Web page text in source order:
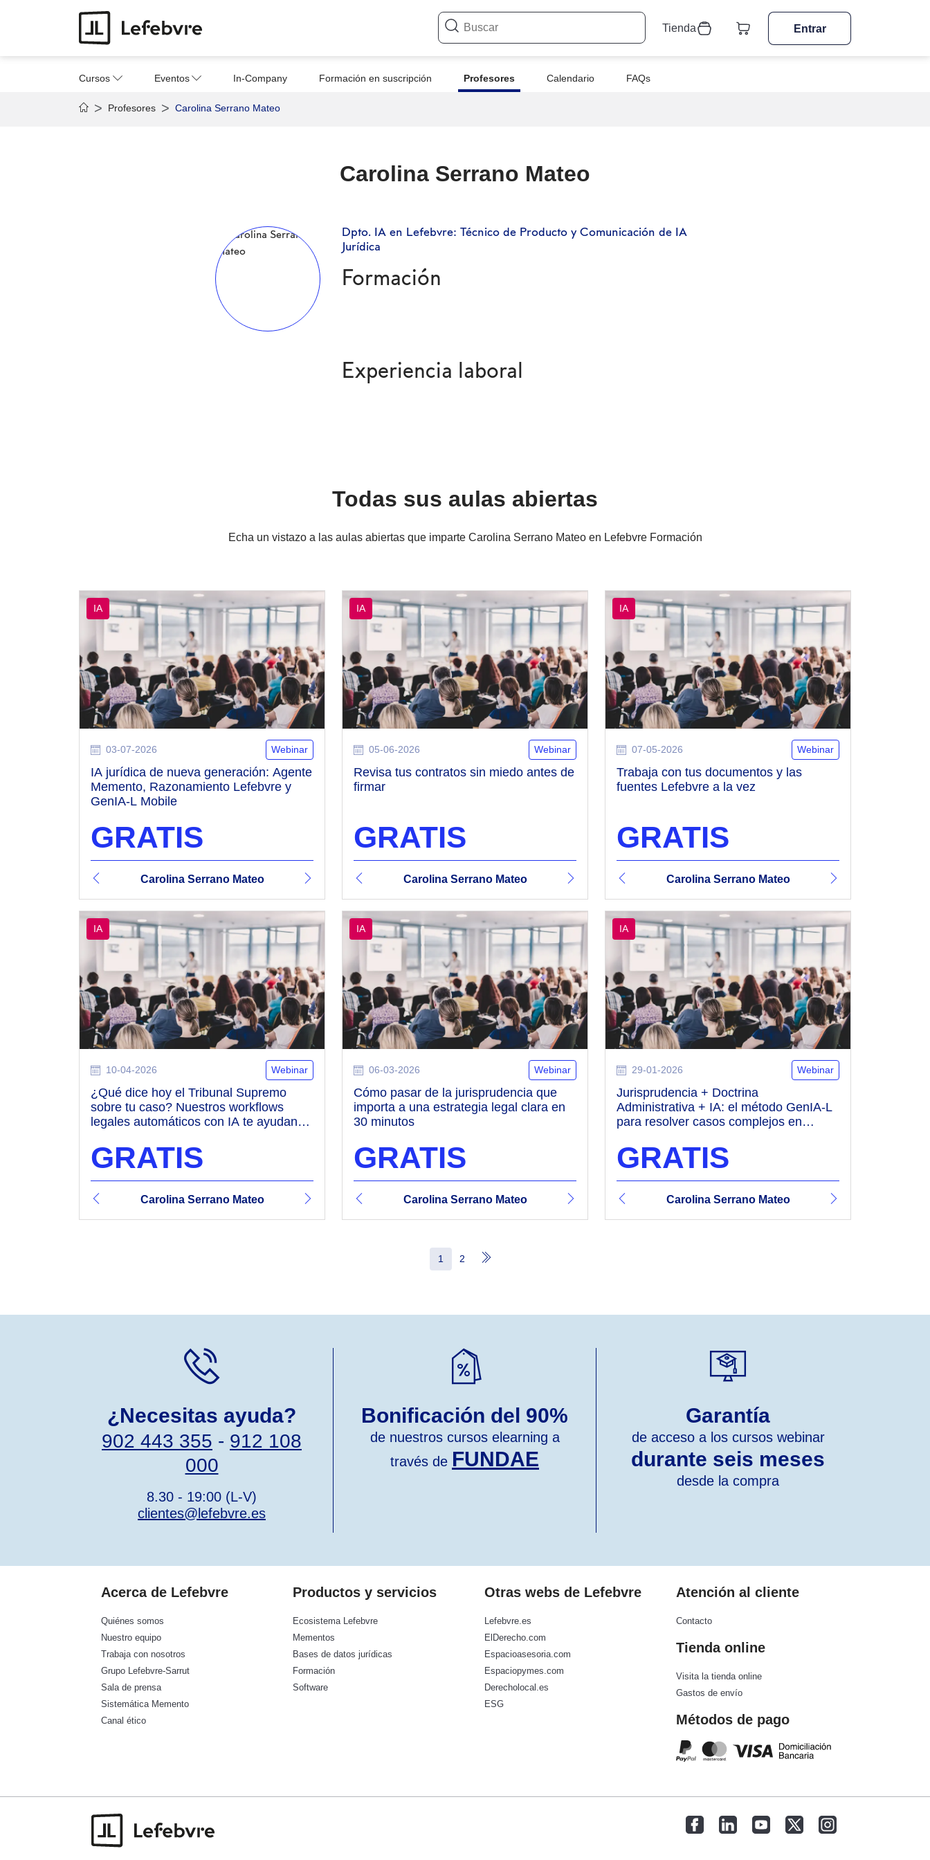
Tienda Entrar
Cursos Eventos In-Company Formación en suscripción Profesores Calendario FAQs
Profesores Carolina Serrano Mateo
Carolina Serrano Mateo
Dpto. IA en Lefebvre: Técnico de Producto y Comunicación de IA
Jurídica
Formación
Experiencia laboral
Todas sus aulas abiertas
Echa un vistazo a las aulas abiertas que imparte Carolina Serrano Mateo en Lefebvre Formación
IA
03-07-2026 Webinar
IA jurídica de nueva generación: Agente
Memento, Razonamiento Lefebvre y
GenIA-L Mobile
GRATIS
Carolina Serrano Mateo Vicente Revert Sanz Carolina Serrano Mateo Vicente Revert Sanz
IA
05-06-2026 Webinar
Revisa tus contratos sin miedo antes de
firmar
GRATIS
Vicente Revert Sanz Carolina Serrano Mateo Vicente Revert Sanz
IA
07-05-2026 Webinar
Trabaja con tus documentos y las
fuentes Lefebvre a la vez
GRATIS
Carolina Serrano Mateo Vicente Revert Sanz Carolina Serrano Mateo
IA
10-04-2026 Webinar
¿Qué dice hoy el Tribunal Supremo
sobre tu caso? Nuestros workflows
legales automáticos con IA te ayudan
GRATIS
Carolina Serrano Mateo Vicente Revert Sanz Carolina Serrano Mateo Vicente Revert Sanz
IA
06-03-2026 Webinar
Cómo pasar de la jurisprudencia que
importa a una estrategia legal clara en
30 minutos
GRATIS
Vicente Revert Sanz Carolina Serrano Mateo Vicente Revert Sanz
IA
29-01-2026 Webinar
Jurisprudencia + Doctrina
Administrativa + IA: el método GenIA-L
para resolver casos complejos en
GRATIS
Carolina Serrano Mateo Vicente Revert Sanz Carolina Serrano Mateo
1 2
¿Necesitas ayuda?
902 443 355 - 912 108
000
8.30 - 19:00 (L-V)
clientes@lefebvre.es
Bonificación del 90%
de nuestros cursos elearning a
través de FUNDAE
Garantía
de acceso a los cursos webinar
durante seis meses
desde la compra
Acerca de Lefebvre
Quiénes somos
Nuestro equipo
Trabaja con nosotros
Grupo Lefebvre-Sarrut
Sala de prensa
Sistemática Memento
Canal ético
Productos y servicios
Ecosistema Lefebvre
Mementos
Bases de datos jurídicas
Formación
Software
Otras webs de Lefebvre
Lefebvre.es
ElDerecho.com
Espacioasesoria.com
Espaciopymes.com
Derecholocal.es
ESG
Atención al cliente
Contacto
Tienda online
Visita la tienda online
Gastos de envío
Métodos de pago